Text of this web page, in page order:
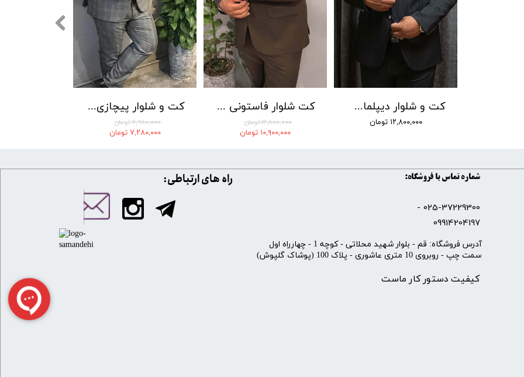
کت و شلوار پیچازی بردان رنگ 001
۷,۹۸۰,۰۰۰ تومان
۷,۲۸۰,۰۰۰ تومان
کت شلوار فاستونی سوزنی جامعه 001
۱۲,۸۰۰,۰۰۰ تومان
۱۰,۹۰۰,۰۰۰ تومان
کت و شلوار دیپلمات راه ریز جامعه کد 02
۱۲,۸۰۰,۰۰۰ تومان
شماره تماس با فروشگاه:
025-37229300 -
09914204197
کیفیت دستور کار ماست
​آدرس فروشگاه: قم - بلوار شهید محلاتی - کوچه 1 - چهارراه اول
سمت چپ - روبروی 10 متری عاشوری - پلاک 100 (پوشاک گلپوش)
​​راه های ارتباطی: